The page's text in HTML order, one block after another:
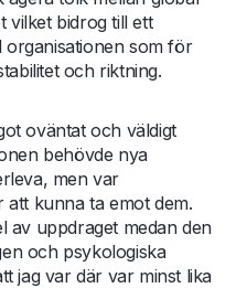
vilket bidrog till ett
som för
och riktning.
oväntat och väldigt
behövde nya
men var
kunna ta emot dem.
av uppdraget medan den
och psykologiska
jag var där var minst lika